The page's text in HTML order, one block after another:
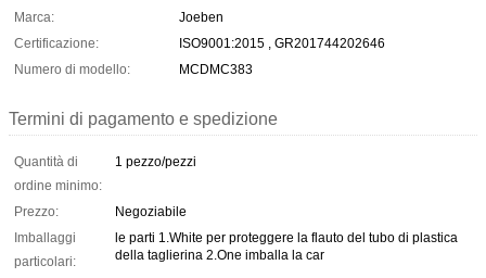
Marca:
Joeben
Certificazione:
ISO9001:2015 , GR201744202646
Numero di modello:
MCDMC383
Termini di pagamento e spedizione
Quantità di
ordine minimo:
1 pezzo/pezzi
Prezzo:
Negoziabile
Imballaggi
particolari:
le parti 1.White per proteggere la flauto del tubo di plastica
della taglierina 2.One imballa la car